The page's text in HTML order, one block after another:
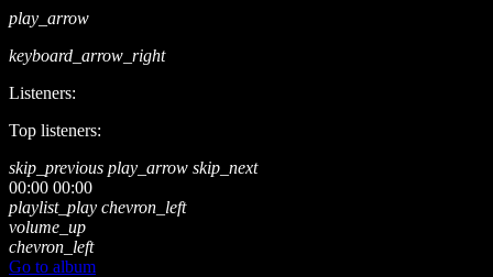
play_arrow
keyboard_arrow_right
Listeners:
Top listeners:
skip_previous play_arrow skip_next
00:00 00:00
playlist_play chevron_left
volume_up
chevron_left
Go to album